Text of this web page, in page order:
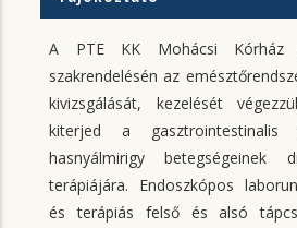
A PTE KK Mohácsi Kórház
szakrendelésén az
kivizsgálását, kezelését
kiterjed a
hasnyálmirigy betegségeinek
terápiájára. Endoszkópos
és terápiás felső és alsó